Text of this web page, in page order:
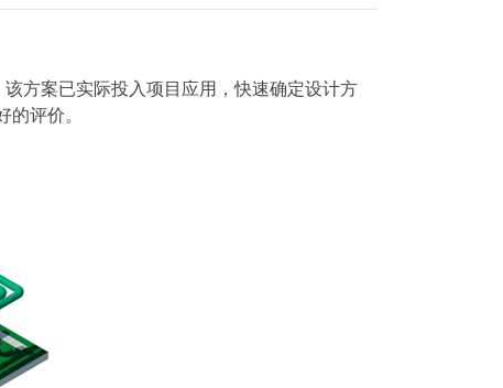
方案已实际投入项目应用，快速确定设计方
的评价。